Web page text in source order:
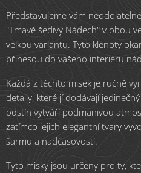
Představujeme vám
"Tmavě šedivý Nádech" v obou
velkou variantu. Tyto klenoty
přinesou do vašeho interiéru
Každá z těchto misek je ručně
detaily, které jí dodávají
odstín vytváří podmanivou
zatímco jejich elegantní tvary
šarmu a nadčasovosti.
Tyto misky jsou určeny pro ty,